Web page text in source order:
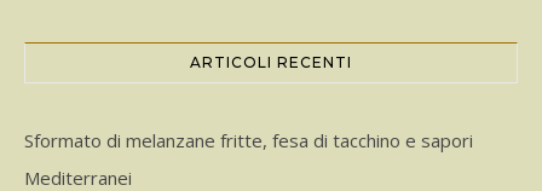
ARTICOLI RECENTI
Sformato di melanzane fritte, fesa di tacchino e sapori
Mediterranei